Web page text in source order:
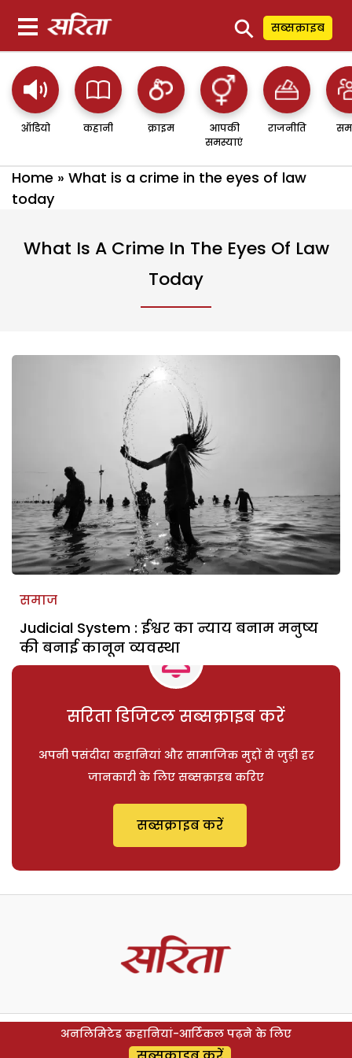
⚲ सब्सक्राइब
ऑडियो कहानी क्राइम
आपकी
समस्याएं
राजनीति
Home » What is a crime in the eyes of law
today
What Is A Crime In The Eyes Of Law
Today
समाज
Judicial System : ईश्वर का न्याय बनाम मनुष्य
की बनाई कानून व्यवस्था
सरिता डिजिटल सब्सक्राइब करें
अपनी पसंदीदा कहानियां और सामाजिक मुद्दों से जुड़ी हर
जानकारी के लिए सब्सक्राइब करिए
सब्सक्राइब करें
अनलिमिटेड कहानियां-आर्टिकल पढ़ने के लिए